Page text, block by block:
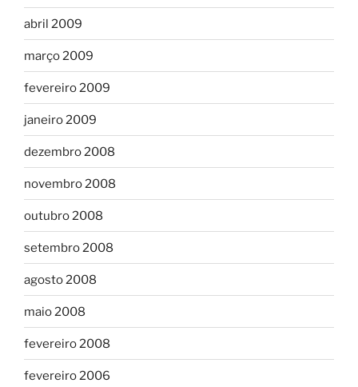
abril 2009
março 2009
fevereiro 2009
janeiro 2009
dezembro 2008
novembro 2008
outubro 2008
setembro 2008
agosto 2008
maio 2008
fevereiro 2008
fevereiro 2006